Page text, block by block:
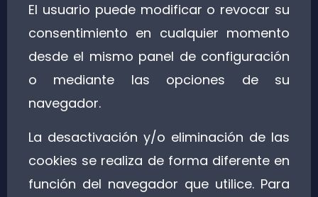
El usuario puede modificar o revocar su
consentimiento en cualquier momento
desde el mismo panel de configuración
o mediante las opciones de su
navegador.
La desactivación y/o eliminación de las
cookies se realiza de forma diferente en
función del navegador que utilice. Para